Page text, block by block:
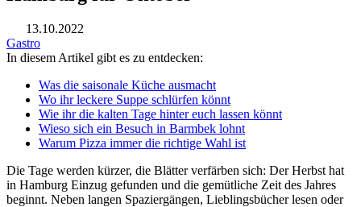
13.10.2022
Gastro
In diesem Artikel gibt es zu entdecken:
Was die saisonale Küche ausmacht
Wo ihr leckere Suppe schlürfen könnt
Wie ihr die kalten Tage hinter euch lassen könnt
Wieso sich ein Besuch in Barmbek lohnt
Warum Pizza immer die richtige Wahl ist
Die Tage werden kürzer, die Blätter verfärben sich: Der Herbst hat
in Hamburg Einzug gefunden und die gemütliche Zeit des Jahres
beginnt. Neben langen Spaziergängen, Lieblingsbücher lesen oder